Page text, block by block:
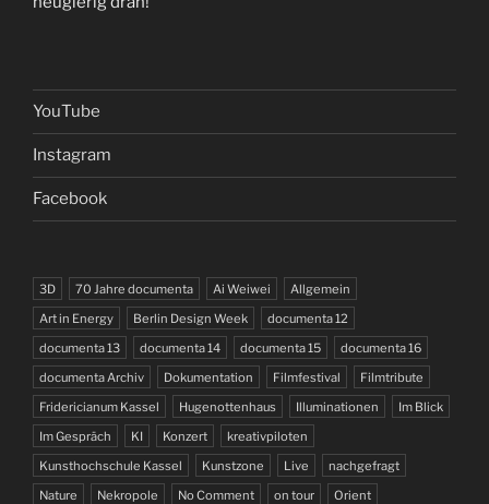
YouTube
Instagram
Facebook
3D 70 Jahre documenta Ai Weiwei
Allgemein
Art in Energy
Berlin Design Week
documenta 12
documenta 13
documenta 14 documenta 15
documenta 16
documenta Archiv
Dokumentation Filmfestival
Filmtribute
Fridericianum Kassel
Hugenottenhaus Illuminationen
Im Blick
Im Gespräch
KI Konzert
kreativpiloten
Kunsthochschule Kassel
Kunstzone Live
nachgefragt
Nature
Nekropole No Comment on tour
Orient